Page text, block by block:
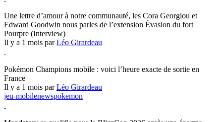
Une lettre d’amour à notre communauté, les Cora Georgiou et
Edward Goodwin nous parles de l’extension Évasion du fort
Pourpre (Interview)
Il y a 1 mois parLéo Girardeau
Pokémon Champions mobile : voici l’heure exacte de sortie en
France
Il y a 1 mois parLéo Girardeau
jeu-mobilenewspokemon